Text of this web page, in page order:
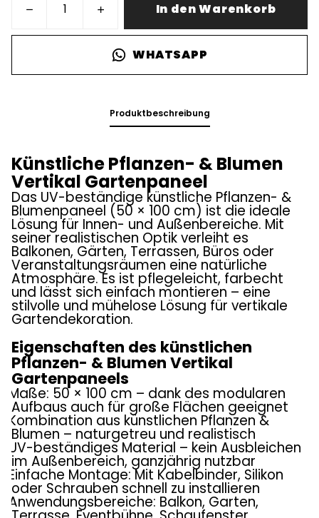
In den Warenkorb
WHATSAPP
Produktbeschreibung
Künstliche Pflanzen- & Blumen
Vertikal Gartenpaneel
Das UV-beständige künstliche Pflanzen- &
Blumenpaneel (50 × 100 cm) ist die ideale
Lösung für Innen- und Außenbereiche. Mit
seiner realistischen Optik verleiht es
Balkonen, Gärten, Terrassen, Büros oder
Veranstaltungsräumen eine natürliche
Atmosphäre. Es ist pflegeleicht, farbecht
und lässt sich einfach montieren – eine
stilvolle und mühelose Lösung für vertikale
Gartendekoration.
Eigenschaften des künstlichen
Pflanzen- & Blumen Vertikal
Gartenpaneels
Maße: 50 × 100 cm – dank des modularen
Aufbaus auch für große Flächen geeignet
Kombination aus künstlichen Pflanzen &
Blumen – naturgetreu und realistisch
UV-beständiges Material – kein Ausbleichen
im Außenbereich, ganzjährig nutzbar
Einfache Montage: Mit Kabelbinder, Silikon
oder Schrauben schnell zu installieren
Anwendungsbereiche: Balkon, Garten,